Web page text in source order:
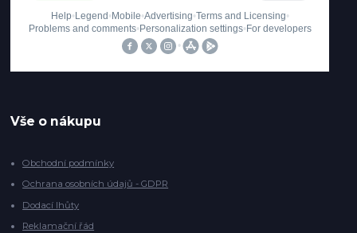
Vše o nákupu
Obchodní podmínky
Ochrana osobních údajů - GDPR
Dodací lhůty
Reklamační řád